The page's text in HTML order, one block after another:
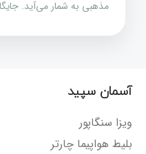
مذهبی به شمار می‌آید.
آسمان سپید
ویزا سنگاپور
بلیط هواپیما چارتر